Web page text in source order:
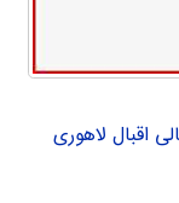
اقبال لاهوری